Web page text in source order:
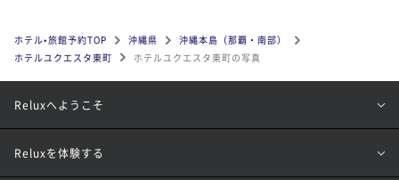
ホテル•旅館予約TOP 沖縄県
沖縄本島（那覇・南部）
ホテルユクエスタ東町
ホテルユクエスタ東町の写真
Reluxへようこそ
Reluxを体験する